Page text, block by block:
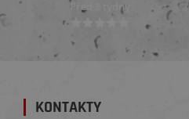
Před 3 týdny
KONTAKTY